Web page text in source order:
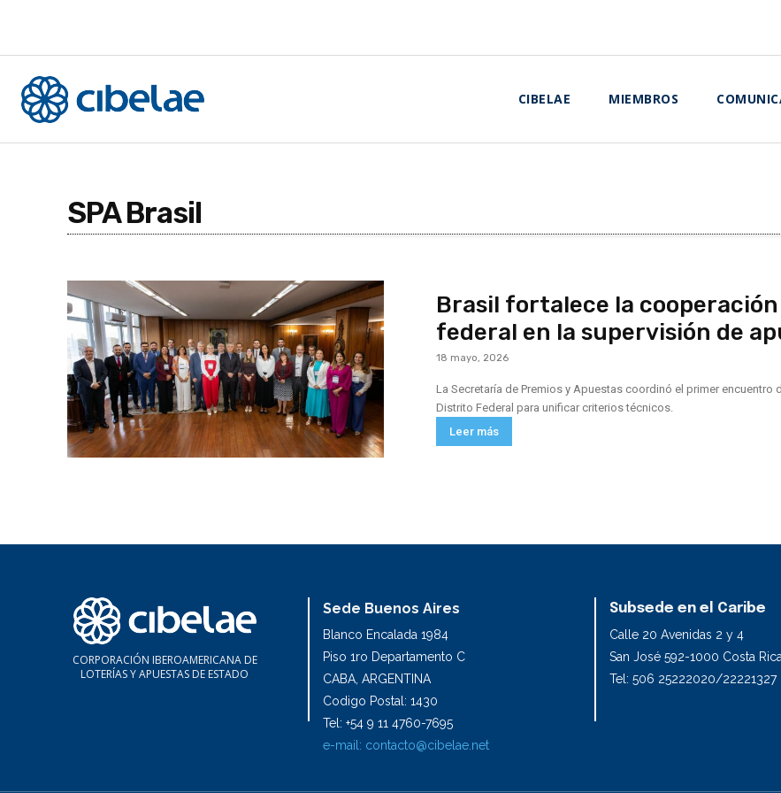
CIBELAE MIEMBROS
SPA Brasil
Brasil fortalece la
federal en la supervisión de
18 mayo, 2026
La Secretaría de Premios y Apuestas coordinó el primer
Distrito Federal para unificar criterios técnicos.
Leer más
CORPORACIÓN IBEROAMERICANA DE
LOTERÍAS Y APUESTAS DE ESTADO
Sede Buenos Aires
Blanco Encalada 1984
Piso 1ro Departamento C
CABA, ARGENTINA
Codigo Postal: 1430
Tel: +54 9 11 4760-7695
e-mail: contacto@cibelae.net
Subsede en el Caribe
Calle 20 Avenidas 2 y 4
San José 592-1000 Costa Rica
Tel: 506 25222020/22221327